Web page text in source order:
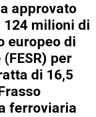
approvato
milioni di
europeo di
per
di 16,5
ferroviaria